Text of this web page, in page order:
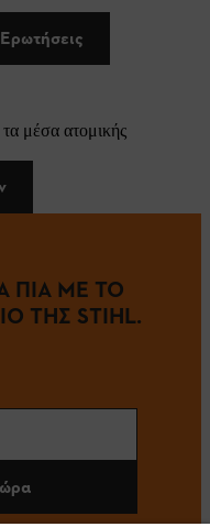
μέσα ατομικής
ΠΙΑ ΜΕ ΤΟ
ΤΗΣ STIHL.